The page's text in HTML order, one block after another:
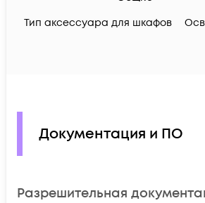
Тип аксессуара для шкафов
Документация и ПО
Разрешительная